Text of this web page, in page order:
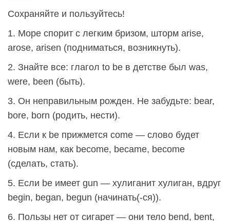
Сохраняйте и пользуйтесь!
1. Море спорит с легким бризом, шторм arise,
arose, arisen (подниматься, возникнуть).
2. Знайте все: глагол to be в детстве был was,
were, been (быть).
3. Он неправильным рожден. Не забудьте: bear,
bore, born (родить, нести).
4. Если к be прижмется come — слово будет
новым нам, как become, became, become
(сделать, стать).
5. Если be имеет gun — хулиганит хулиган, вдруг
begin, began, begun (начинать(-ся)).
6. Пользы нет от сигарет — они тело bend, bent,